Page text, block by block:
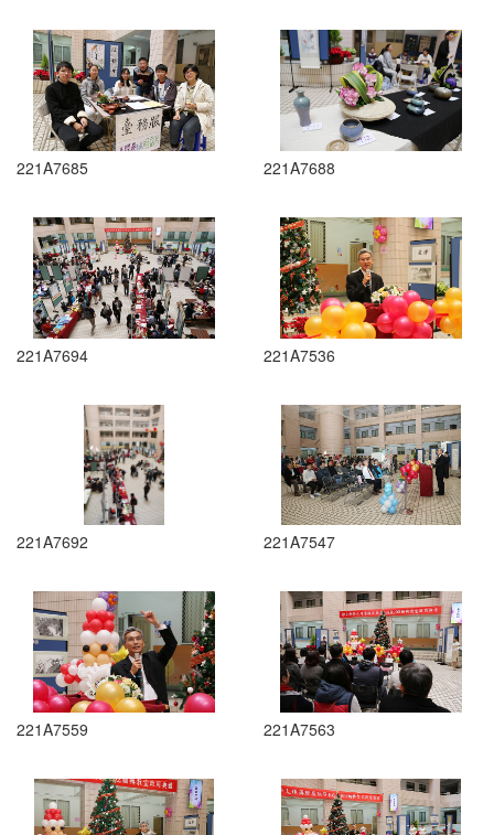
221A7685 221A7688
221A7694 221A7536
221A7692 221A7547
221A7559 221A7563